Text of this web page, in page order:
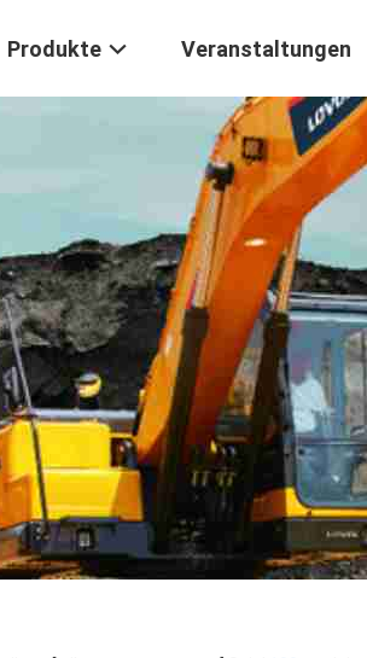
Produkte Veranstaltungen